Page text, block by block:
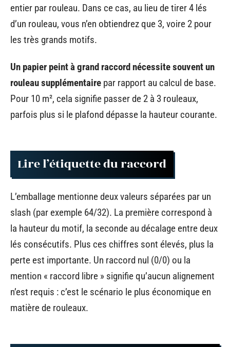
entier par rouleau. Dans ce cas, au lieu de tirer 4 lés
d’un rouleau, vous n’en obtiendrez que 3, voire 2 pour
les très grands motifs.
Un papier peint à grand raccord nécessite souvent un
rouleau supplémentaire par rapport au calcul de base.
Pour 10 m², cela signifie passer de 2 à 3 rouleaux,
parfois plus si le plafond dépasse la hauteur courante.
Lire l’étiquette du raccord
L’emballage mentionne deux valeurs séparées par un
slash (par exemple 64/32). La première correspond à
la hauteur du motif, la seconde au décalage entre deux
lés consécutifs. Plus ces chiffres sont élevés, plus la
perte est importante. Un raccord nul (0/0) ou la
mention « raccord libre » signifie qu’aucun alignement
n’est requis : c’est le scénario le plus économique en
matière de rouleaux.